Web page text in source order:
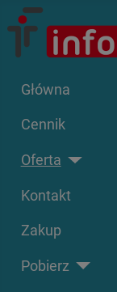
Główna
Cennik
Oferta
Kontakt
Zakup
Pobierz